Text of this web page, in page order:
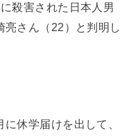
殺害された日本人男
亮さん（22）と判明し
休学届けを出して、